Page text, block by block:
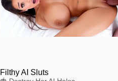
Filthy AI Sluts